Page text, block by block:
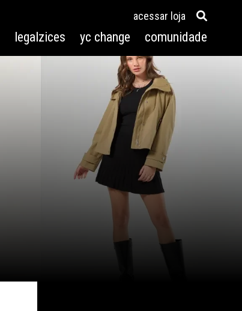
legalzices yc change comunidade
acessar loja